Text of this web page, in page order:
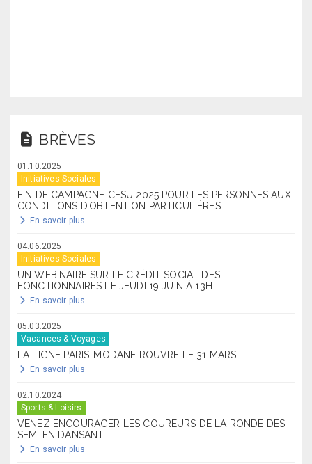
BRÈVES
01.10.2025
Initiatives Sociales
FIN DE CAMPAGNE CESU 2025 POUR LES PERSONNES AUX
CONDITIONS D’OBTENTION PARTICULIÈRES
En savoir plus
04.06.2025
Initiatives Sociales
UN WEBINAIRE SUR LE CRÉDIT SOCIAL DES
FONCTIONNAIRES LE JEUDI 19 JUIN À 13H
En savoir plus
05.03.2025
Vacances & Voyages
LA LIGNE PARIS-MODANE ROUVRE LE 31 MARS
En savoir plus
02.10.2024
Sports & Loisirs
VENEZ ENCOURAGER LES COUREURS DE LA RONDE DES
SEMI EN DANSANT
En savoir plus